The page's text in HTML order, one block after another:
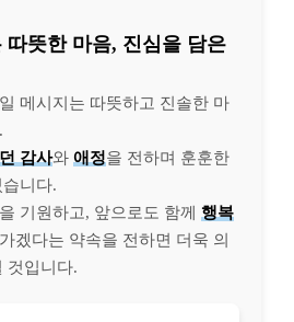
따뜻한 마음, 진심을 담은
메시지는 따뜻하고 진솔한 마
감사와 애정을 전하며 훈훈한
니다.
기원하고, 앞으로도 함께 행복
겠다는 약속을 전하면 더욱 의
것입니다.